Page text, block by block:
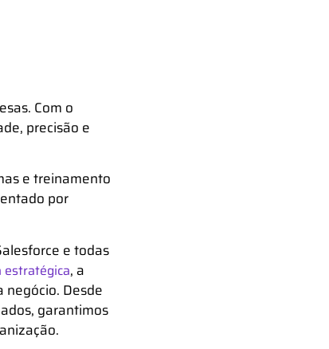
Com o
precisão e
e treinamento
por
e todas
estratégica, a
negócio. Desde
garantimos